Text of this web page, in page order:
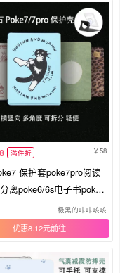
满件折 58
保护套poke7pro阅读
离poke6/6s电子书poke
屏poke纸书背壳水墨屏
支架
极黑的咔咔咳咳
优惠8.12元